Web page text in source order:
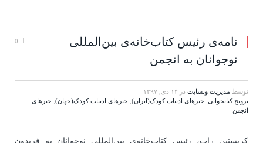
نامه‌ی رئیس کتاب‌خانه‌ی بین‌المللی
نوجوانان به انجمن
توسط مدیریت وبسایت در ۱۴ دی, ۱۳۹۷
ترویج کتابخوانی خبرهای ادبیات کودک(ایران) خبرهای ادبیات کودک(جهان) خبرهای
انجمن
کریستین راب، رئیس کتاب‌خانه‌ی بین‌المللی نوجوانان به فریدون